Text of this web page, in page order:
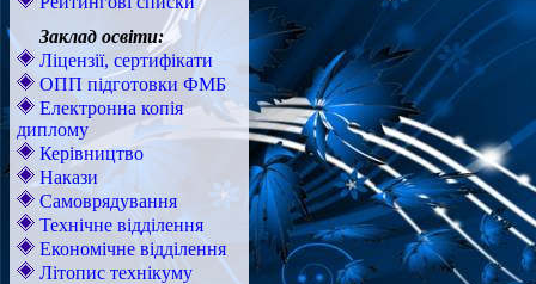
Заклад освіти:
Ліцензії, сертифікати
ОПП підготовки ФМБ
Електронна копія
диплому
Керівництво
Накази
Самоврядування
Технічне відділення
Економічне відділення
Літопис технікуму